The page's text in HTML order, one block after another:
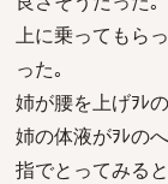
上に乗ってもら
った｡
姉が腰を上げｦﾚ
姉の体液がｦﾚの
指でとってみる